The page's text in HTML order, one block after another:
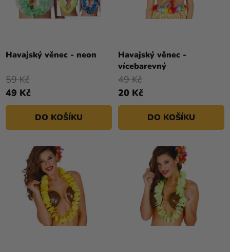
Havajský věnec - neon
49 Kč
59 Kč
DO KOŠÍKU
Havajský věnec -
vícebarevný
20 Kč
49 Kč
DO KOŠÍKU